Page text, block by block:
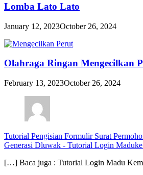
Lomba Lato Lato
January 12, 2023October 26, 2024
Olahraga Ringan Mengecilkan
February 13, 2023October 26, 2024
Tutorial Pengisian Formulir Surat
Generasi Dluwak - Tutorial Login
[…] Baca juga : Tutorial Login Madu